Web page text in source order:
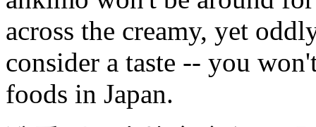
across the creamy, yet
consider a taste -- you
foods in Japan.